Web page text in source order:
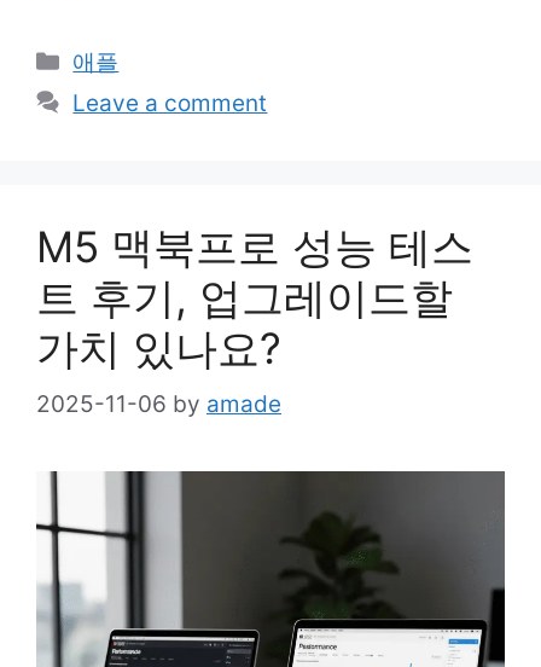
Categories
애플
Leave a comment
M5 맥북프로 성능 테스
트 후기, 업그레이드할
가치 있나요?
2025-11-06 by amade